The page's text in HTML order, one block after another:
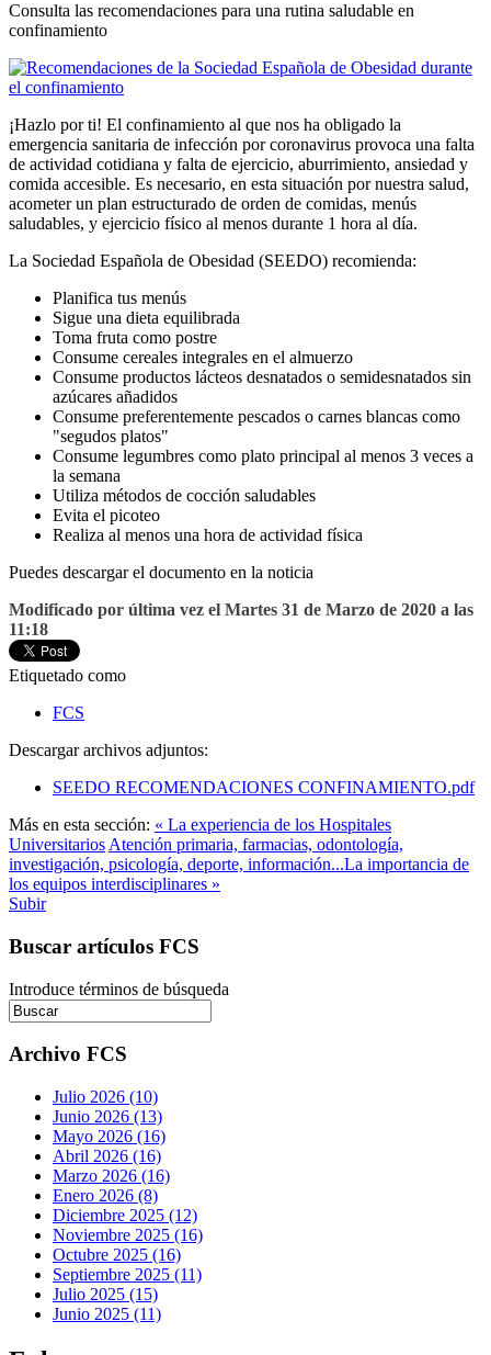
Consulta las recomendaciones para una rutina saludable en
confinamiento
¡Hazlo por ti! El confinamiento al que nos ha obligado la
emergencia sanitaria de infección por coronavirus provoca una falta
de actividad cotidiana y falta de ejercicio, aburrimiento, ansiedad y
comida accesible. Es necesario, en esta situación por nuestra salud,
acometer un plan estructurado de orden de comidas, menús
saludables, y ejercicio físico al menos durante 1 hora al día.
La Sociedad Española de Obesidad (SEEDO) recomienda:
Planifica tus menús
Sigue una dieta equilibrada
Toma fruta como postre
Consume cereales integrales en el almuerzo
Consume productos lácteos desnatados o semidesnatados sin
azúcares añadidos
Consume preferentemente pescados o carnes blancas como
"segudos platos"
Consume legumbres como plato principal al menos 3 veces a
la semana
Utiliza métodos de cocción saludables
Evita el picoteo
Realiza al menos una hora de actividad física
Puedes descargar el documento en la noticia
Modificado por última vez el Martes 31 de Marzo de 2020 a las
11:18
Etiquetado como
FCS
Descargar archivos adjuntos:
SEEDO RECOMENDACIONES CONFINAMIENTO.pdf
Más en esta sección: « La experiencia de los Hospitales
Universitarios Atención primaria, farmacias, odontología,
investigación, psicología, deporte, información...La importancia de
los equipos interdisciplinares »
Subir
Buscar artículos FCS
Introduce términos de búsqueda
Archivo FCS
Julio 2026 (10)
Junio 2026 (13)
Mayo 2026 (16)
Abril 2026 (16)
Marzo 2026 (16)
Enero 2026 (8)
Diciembre 2025 (12)
Noviembre 2025 (16)
Octubre 2025 (16)
Septiembre 2025 (11)
Julio 2025 (15)
Junio 2025 (11)